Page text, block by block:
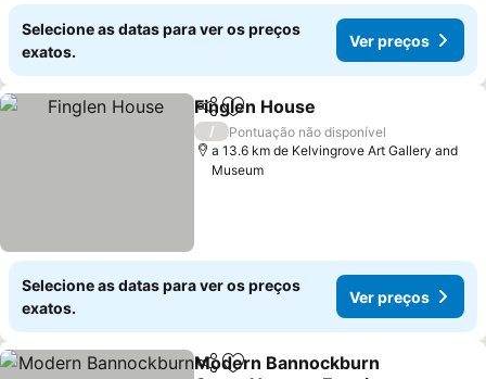
Selecione as datas para ver os preços
exatos.
Ver preços
PartilharAdicionar aos favoritos
Finglen House
/
Pontuação não disponível
a 13.6 km de Kelvingrove Art Gallery and
Museum
Selecione as datas para ver os preços
exatos.
Ver preços
PartilharAdicionar aos favoritos
Modern Bannockburn